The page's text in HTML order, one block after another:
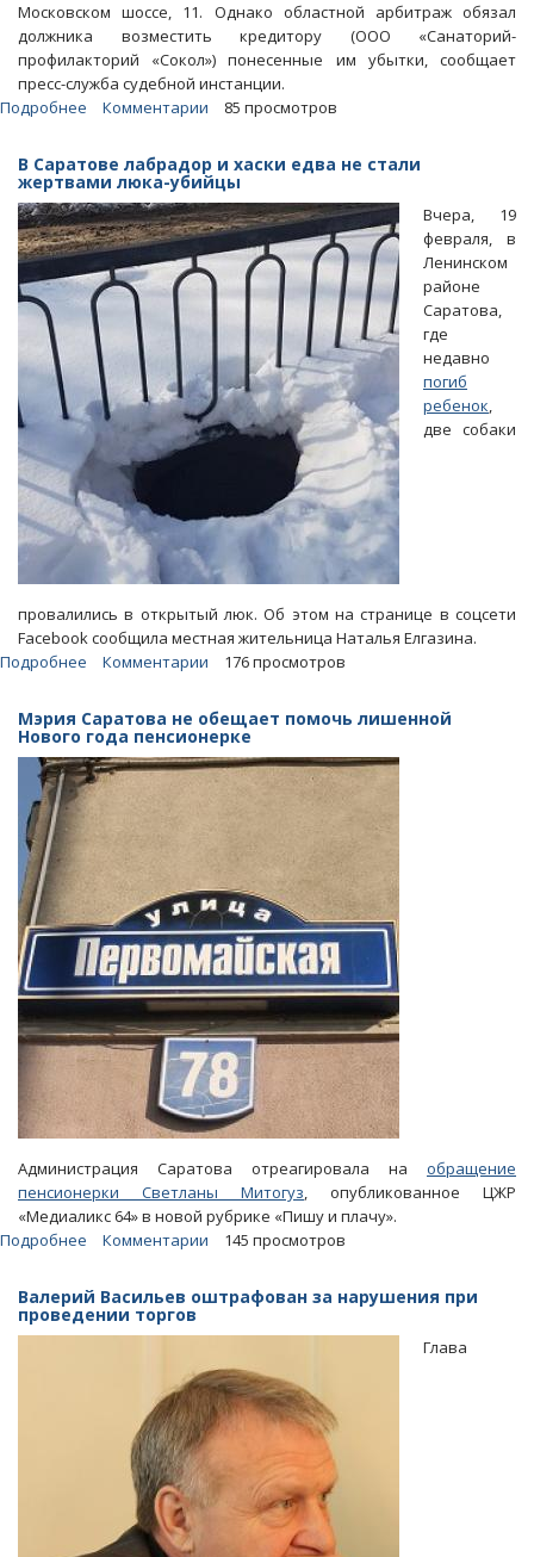
Московском шоссе, 11. Однако областной арбитраж обязал
должника возместить кредитору (ООО «Санаторий-
профилакторий «Сокол») понесенные им убытки, сообщает
пресс-служба судебной инстанции.
Подробнее
двух
лет
выбивал
из
мэрии
деньги
за
содержание
погорельцев
Комментарии 85 просмотров
В Саратове лабрадор и хаски едва не стали
жертвами люка-убийцы
Вчера, 19
февраля, в
Ленинском
районе
Саратова,
где
недавно
погиб
ребенок,
две собаки
провалились в открытый люк. Об этом на странице в соцсети
Facebook сообщила местная жительница Наталья Елгазина.
Подробнее
Саратове
лабрадор
и
хаски
не
жертвами
убийцы
Комментарии 176 просмотров
Мэрия Саратова не обещает помочь лишенной
Нового года пенсионерке
Администрация Саратова отреагировала на обращение
пенсионерки Светланы Митогуз, опубликованное ЦЖР
«Медиаликс 64» в новой рубрике «Пишу и плачу».
Подробнее
Саратова
не
обещает
пенсионерке
Комментарии 145 просмотров
Валерий Васильев оштрафован за нарушения при
проведении торгов
Глава